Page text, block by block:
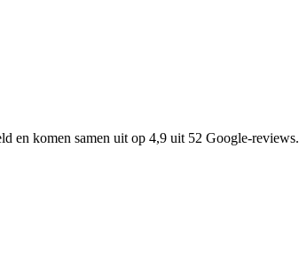
en komen samen uit op 4,9 uit 52 Google-reviews.